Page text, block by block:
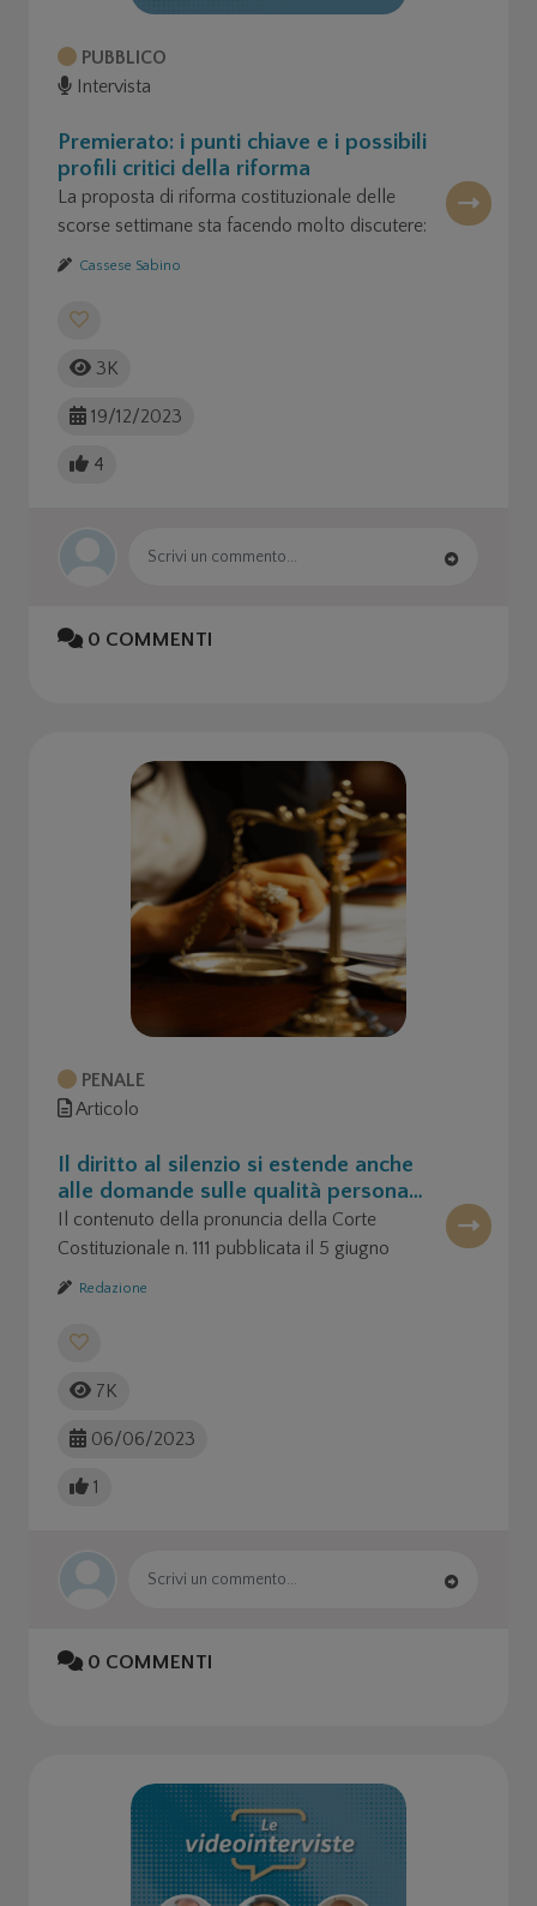
PUBBLICO
Intervista
Premierato: i punti chiave e i possibili
profili critici della riforma
La proposta di riforma costituzionale delle
scorse settimane sta facendo molto discutere:
parliamone!
Cassese Sabino
3K
19/12/2023
4
0 COMMENTI
PENALE
Articolo
Il diritto al silenzio si estende anche
alle domande sulle qualità personali
dell'imputato
Il contenuto della pronuncia della Corte
Costituzionale n. 111 pubblicata il 5 giugno
2023.
Redazione
7K
06/06/2023
1
0 COMMENTI